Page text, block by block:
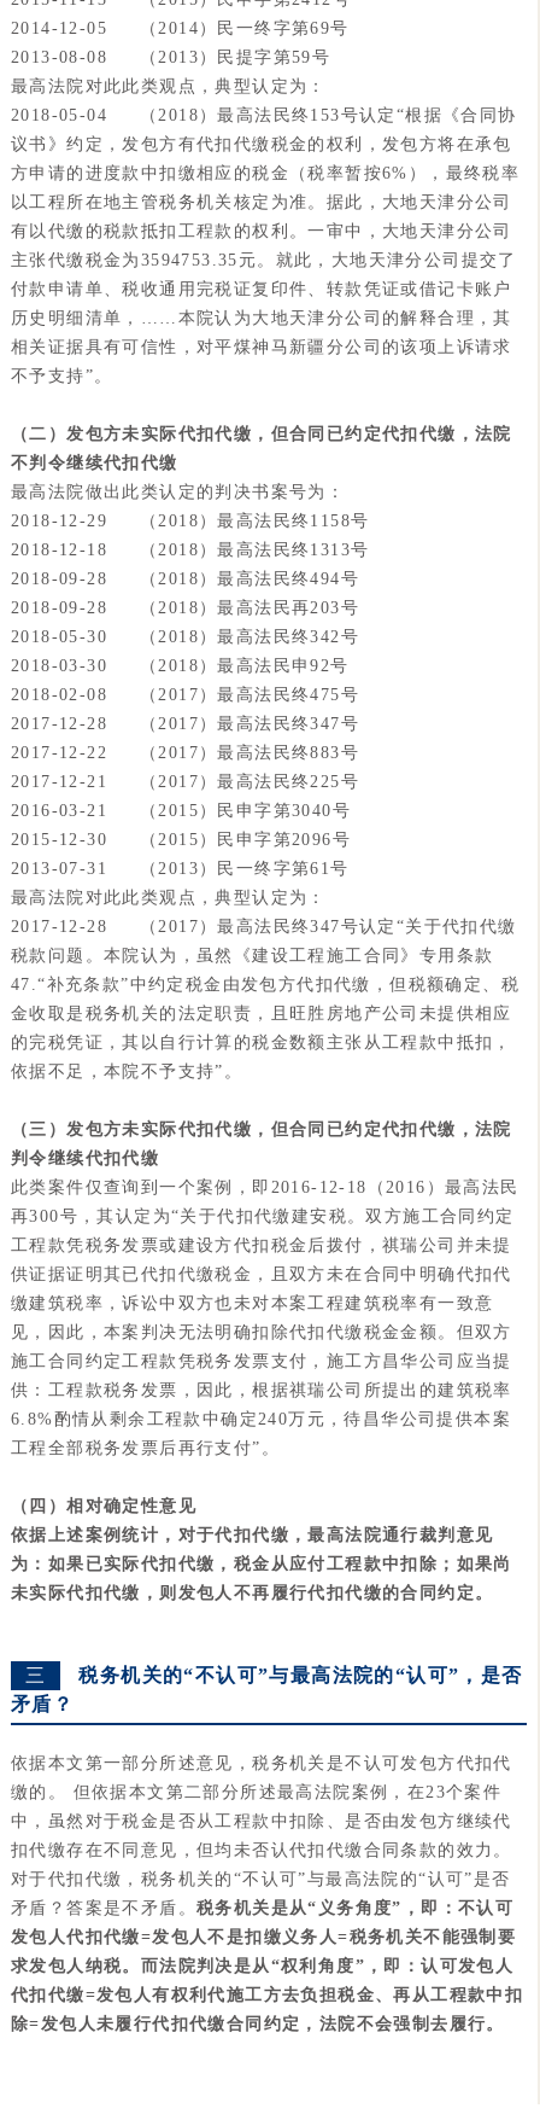
2014-12-05 （2014）民一终字第69号
2013-08-08 （2013）民提字第59号
最高法院对此此类观点，典型认定为：
2018-05-04 （2018）最高法民终153号认定“根据《合同协
议书》约定，发包方有代扣代缴税金的权利
，发包方将在承包
方申请的进度款中扣缴相应的税金（税率暂按6%），最终税率
以工程所在地主管税务机关核定为准。据此，大地天津分公司
有以代缴的税款抵扣工程款的权利。一审中，大地天津分公司
主张代缴税金为3594753.35元。就此，大地天津分公司提交了
付款申请单、税收通用完税证复印件、转款凭证或借记卡账户
历史明细清单 ，……本院认为大地天津分公司的解释合理，其
相关证据具有可信性，对平煤神马新疆分公司的该项上诉请求
不予支持”。
（二）发包方未实际代扣代缴，但合同已约定代扣代缴，法院
不判令继续代扣代缴
最高法院做出此类认定的判决书案号为：
2018-12-29 （2018）最高法民终1158号
2018-12-18 （2018）最高法民终1313号
2018-09-28 （2018）最高法民终494号
2018-09-28 （2018）最高法民再203号
2018-05-30 （2018）最高法民终342号
2018-03-30 （2018）最高法民申92号
2018-02-08 （2017）最高法民终475号
2017-12-28 （2017）最高法民终347号
2017-12-22 （2017）最高法民终883号
2017-12-21 （2017）最高法民终225号
2016-03-21 （2015）民申字第3040号
2015-12-30 （2015）民申字第2096号
2013-07-31 （2013）民一终字第61号
最高法院对此此类观点，典型认定为：
2017-12-28 （2017）最高法民终347号认定“关于代扣代缴
税款问题。本院认为， 虽然《建设工程施工合同》专用条款
47.“补充条款”中约定税金由发包方代扣代缴，但税额确定、税
金收取是税务机关的法定职责，且旺胜房地产公司未提供相应
的完税凭证，其以自行计算的税金数额主张从工程款中抵扣，
依据不足
，本院不予支持”。
（三）发包方未实际代扣代缴，但合同已约定代扣代缴，法院
判令继续代扣代缴
此类案件仅查询到一个案例，即2016-12-18（2016）最高法民
再300号，其认定为“关于代扣代缴建安税。双方施工合同约定
工程款凭税务发票或建设方代扣税金后拨付，祺瑞公司并未提
供证据证明其已代扣代缴税金 ，且双方未在合同中明确代扣代
缴建筑税率，诉讼中双方也未对本案工程建筑税率有一致意
见，因此，本案判决无法明确扣除代扣代缴税金金额。但双方
施工合同约定工程款凭税务发票支付，施工方昌华公司应当提
供：工程款税务发票，因此，根据祺瑞公司所提出的建筑税率
6.8%酌情从剩余工程款中确定240万元，待昌华公司提供本案
工程全部税务发票后再行支付” 。
（四）相对确定性意见
依据上述案例统计，对于代扣代缴，最高法院通行裁判意见
为：如果已实际代扣代缴，税金从应付工程款中扣除；如果尚
未实际代扣代缴，则发包人不再履行代扣代缴的合同约定。
三
税务机关的“不认可”与最高法院的“认可”，是否
矛盾？
依据本文第一部分所述意见，税务机关是不认可发包方代扣代
缴的。
但依据本文第二部分所述最高法院案例，在23个案件
中，虽然对于税金是否从工程款中扣除、是否由发包方继续代
扣代缴存在不同意见，但均未否认代扣代缴合同条款的效力。
对于代扣代缴，税务机关的“不认可”与最高法院的“认可”是否
矛盾？答案是不矛盾。 税务机关是从“义务角度”，即： 不认可
发包人代扣代缴=发包人不是扣缴义务人=税务机关不能强制要
求发包人纳税。 而法院判决是从“权利角度”，即：认可发包人
代扣代缴=发包人有权利代施工方去负担税金、再从工程款中扣
除=发包人未履行代扣代缴合同约定，法院不会强制去履行。